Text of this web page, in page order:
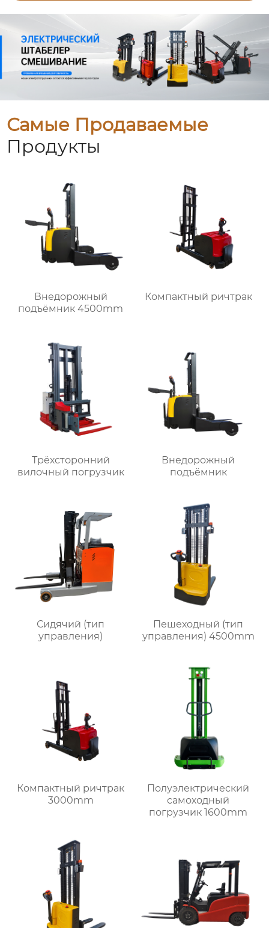
Самые Продаваемые
Продукты
Внедорожный
подъёмник 4500mm
Компактный ричтрак
Трёхсторонний
вилочный погрузчик
Внедорожный
подъёмник
Сидячий (тип
управления)
Пешеходный (тип
управления) 4500mm
Компактный ричтрак
3000mm
Полуэлектрический
самоходный
погрузчик 1600mm